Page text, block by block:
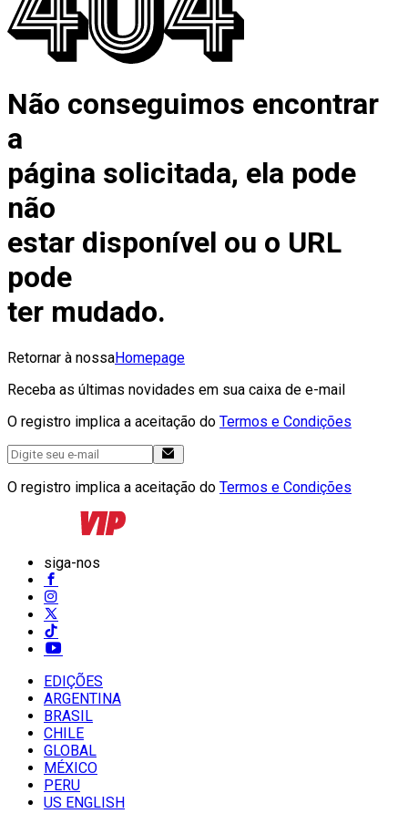
Não conseguimos encontrar
a
página solicitada, ela pode
não
estar disponível ou o URL
pode
ter mudado.
Retornar à nossaHomepage
Receba as últimas novidades em sua caixa de e-mail
O registro implica a aceitação do Termos e Condições
O registro implica a aceitação do Termos e Condições
siga-nos
EDIÇÕES
ARGENTINA
BRASIL
CHILE
GLOBAL
MÉXICO
PERU
US ENGLISH